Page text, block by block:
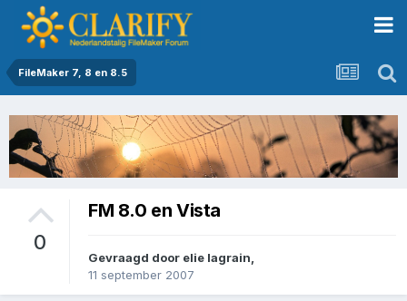
FileMaker 7, 8 en 8.5
0
FM 8.0 en Vista
Gevraagd door elie lagrain
11 september 2007